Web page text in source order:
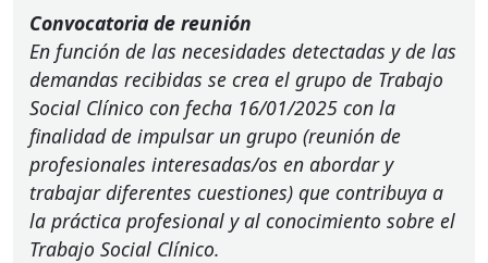
Convocatoria de reunión
En función de las necesidades detectadas y de las
demandas recibidas se crea el grupo de Trabajo
Social Clínico con fecha 16/01/2025 con la
finalidad de impulsar un grupo (reunión de
profesionales interesadas/os en abordar y
trabajar diferentes cuestiones) que contribuya a
la práctica profesional y al conocimiento sobre el
Trabajo Social Clínico.